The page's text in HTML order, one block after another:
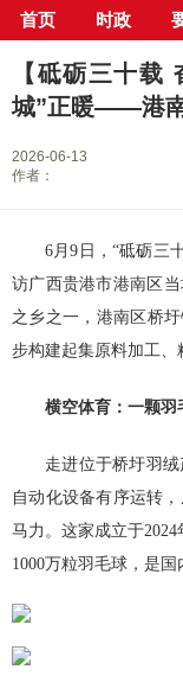
首页 时政
当前位置： 首页> 新闻
【砥砺三十载
城”正暖——港
2026-06-13
作者：
6月9日，“砥砺三
访广西贵港市港南区
之乡之一，港南区桥
步构建起集原料加工、
横空体育：一颗羽
走进位于桥圩羽
自动化设备有序运转
马力。这家成立于
1000万粒羽毛球，是